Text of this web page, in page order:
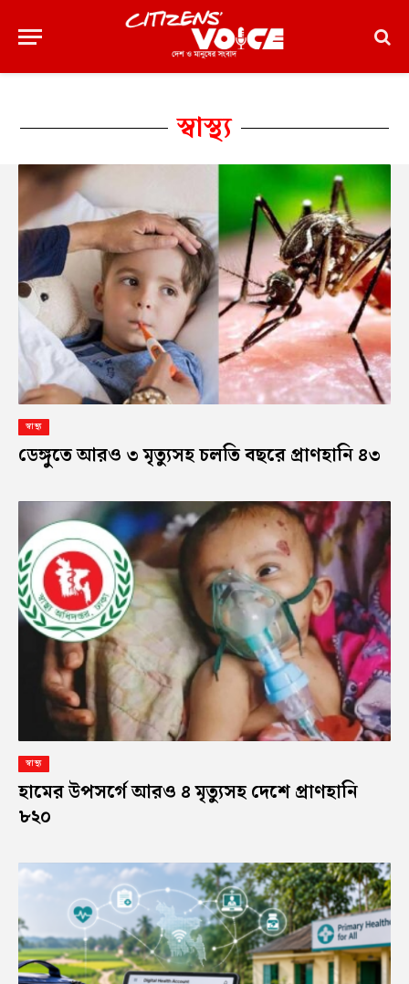
স্বাস্থ্য
স্বাস্থ্য
ডেঙ্গুতে আরও ৩ মৃত্যুসহ চলতি বছরে প্রাণহানি ৪৩
স্বাস্থ্য
হামের উপসর্গে আরও ৪ মৃত্যুসহ দেশে প্রাণহানি
৮২০